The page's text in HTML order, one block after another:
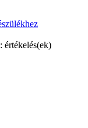
értékelés(ek)